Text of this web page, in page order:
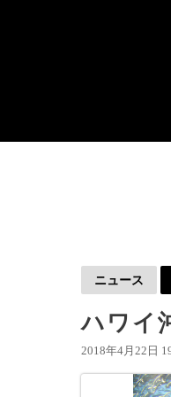
ニュース
ハワイ
2018年4月22日